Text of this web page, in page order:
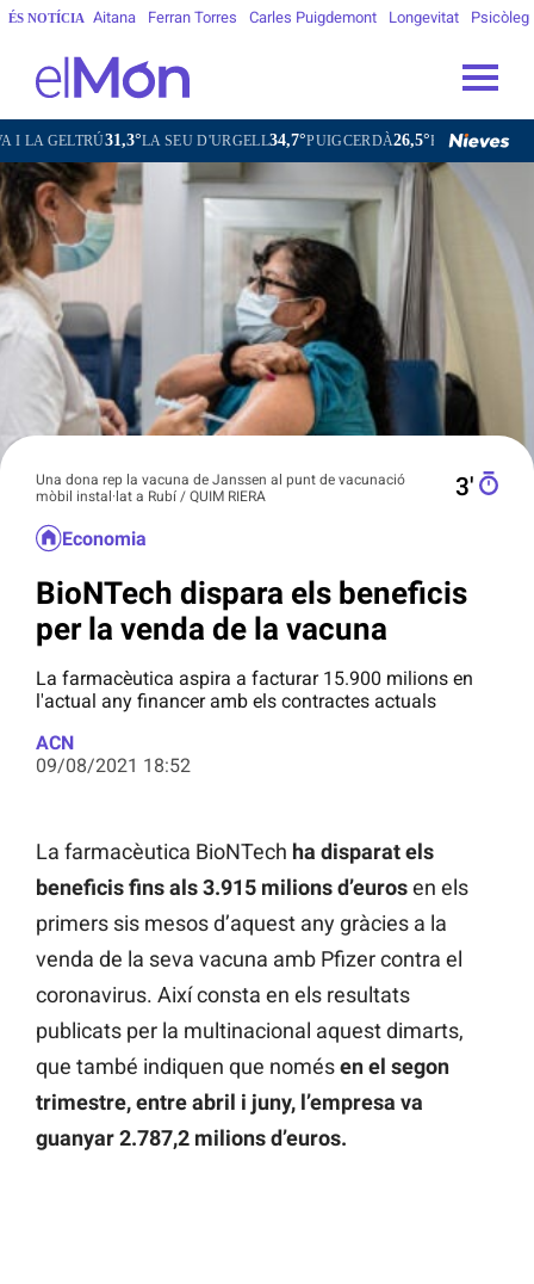
ÉS NOTÍCIA Aitana Ferran Torres Carles Puigdemont Longevitat Psicòleg
31,3°LA SEU D'URGELL34,7°PUIGCERDÀ26,5°FIGUERES 33,5°
Una dona rep la vacuna de Janssen al punt de vacunació
mòbil instal·lat a Rubí / QUIM RIERA
3′
Economia
BioNTech dispara els beneficis
per la venda de la vacuna
La farmacèutica aspira a facturar 15.900 milions en
l'actual any financer amb els contractes actuals
ACN
09/08/2021 18:52
La farmacèutica BioNTech ha disparat els
beneficis fins als 3.915 milions d’eurosen els
primers sis mesos d’aquest any gràcies a la
venda de la seva vacuna amb Pfizer contra el
coronavirus. Així consta en els resultats
publicats per la multinacional aquest dimarts,
que també indiquen que nomésen el segon
trimestre, entre abril i juny, l’empresa va
guanyar 2.787,2 milions d’euros.